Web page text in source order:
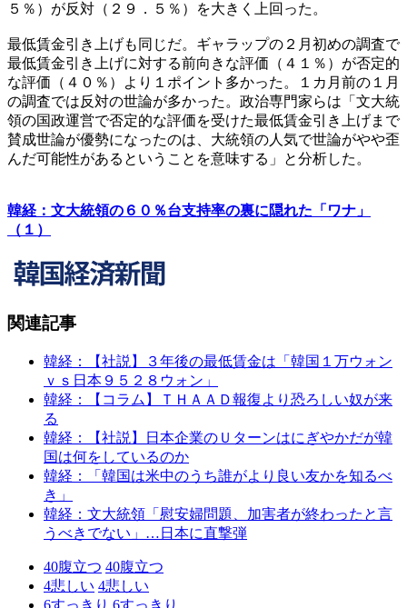
５％）が反対（２９．５％）を大きく上回った。
最低賃金引き上げも同じだ。ギャラップの２月初めの調査で
最低賃金引き上げに対する前向きな評価（４１％）が否定的
な評価（４０％）より１ポイント多かった。１カ月前の１月
の調査では反対の世論が多かった。政治専門家らは「文大統
領の国政運営で否定的な評価を受けた最低賃金引き上げまで
賛成世論が優勢になったのは、大統領の人気で世論がやや歪
んだ可能性があるということを意味する」と分析した。
韓経：文大統領の６０％台支持率の裏に隠れた「ワナ」
（１）
関連記事
韓経：【社説】３年後の最低賃金は「韓国１万ウォン
ｖｓ日本９５２８ウォン」
韓経：【コラム】ＴＨＡＡＤ報復より恐ろしい奴が来
る
韓経：【社説】日本企業のＵターンはにぎやかだが韓
国は何をしているのか
韓経：「韓国は米中のうち誰がより良い友かを知るべ
き」
韓経：文大統領「慰安婦問題、加害者が終わったと言
うべきでない」…日本に直撃弾
40腹立つ 40腹立つ
4悲しい 4悲しい
6すっきり 6すっきり